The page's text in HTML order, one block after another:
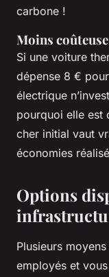
carbone !
Moins coûteuse
Si une voiture
dépense 8 €
électrique
pourquoi elle est
cher initial vaut
économies
Options
Plusieurs
employés et